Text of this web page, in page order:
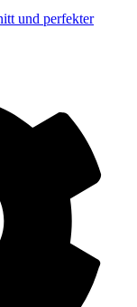
und perfekter